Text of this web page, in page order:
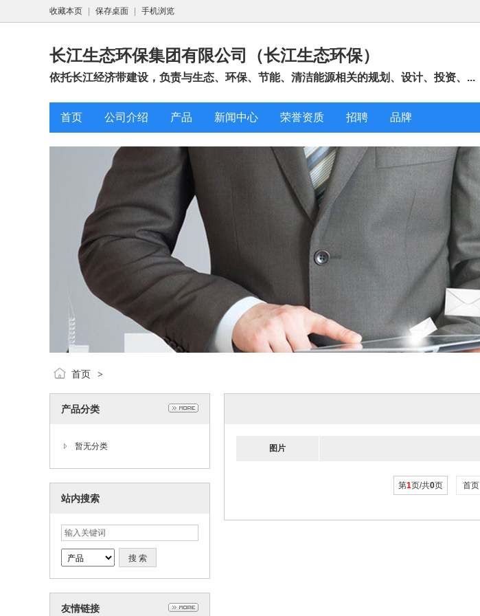
收藏本页 保存桌面 手机浏览
长江生态环保集团有限公司（长江生态环保）
依托长江经济带建设，负责与生态、环保、节能、清洁能源相关的规划、设计、投资、...
首页 公司介绍 产品 新闻中心 荣誉资质 招聘 品牌
首页 >
产品分类
暂无分类
站内搜索
友情链接
图片
第1页/共0页 首页